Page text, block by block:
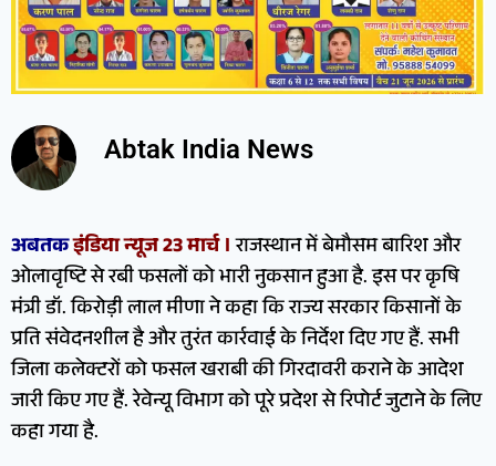
Abtak India News
अबतकइंडिया न्यूज 23 मार्च ।राजस्थान में बेमौसम बारिश और
ओलावृष्टि से रबी फसलों को भारी नुकसान हुआ है. इस पर कृषि
मंत्री डॉ. किरोड़ी लाल मीणा ने कहा कि राज्य सरकार किसानों के
प्रति संवेदनशील है और तुरंत कार्रवाई के निर्देश दिए गए हैं. सभी
जिला कलेक्टरों को फसल खराबी की गिरदावरी कराने के आदेश
जारी किए गए हैं. रेवेन्यू विभाग को पूरे प्रदेश से रिपोर्ट जुटाने के लिए
कहा गया है.